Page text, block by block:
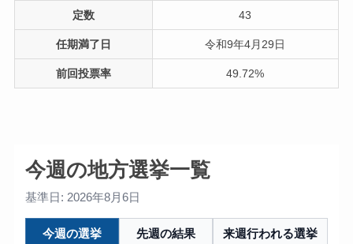
定数 43
任期満了日 令和9年4月29日
前回投票率 49.72%
今週の地方選挙一覧
基準日: 2026年8月6日
今週の選挙 先週の結果 来週行われる選挙